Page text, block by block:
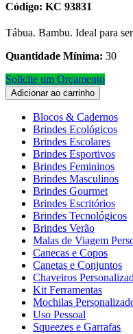
Código: KC 93831
Tábua. Bambu. Ideal para
Quantidade Mínima: 30
Solicite um Orçamento
Adicionar ao carrinho
Blocos & Cadernos
Brindes Ecológicos
Brindes Escolares
Brindes Esportivos
Brindes Femininos
Brindes Masculinos
Brindes Gourmet
Brindes Escritórios
Brindes Tecnológicos
Brindes Verão
Malas de Viagem
Canecas e Copos
Canetas e Conjuntos
Chaveiros
Kit Ferramentas
Mochilas
Uso Pessoal
Squeezes e Garrafas